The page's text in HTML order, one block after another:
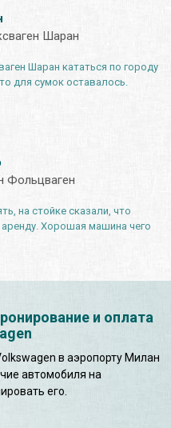
и оплата
в аэропорту Милан
автомобиля на
его.
Шаран
Шаран кататься по городу
для сумок оставалось.
Фольцваген
на стойке сказали, что
Хорошая машина чего